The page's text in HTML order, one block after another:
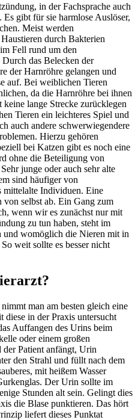
in der Fachsprache auch
gibt für sie harmlose Auslöser,
Meist werden
durch Bakterien
Fell rund um den
das Belecken der
der Harnröhre gelangen und
auf. Bei weiblichen Tieren
da die Harnröhre bei ihnen
lange Strecke zurücklegen
Tieren ein leichteres Spiel und
auch andere schwerwiegendere
Hierzu gehören
bei Katzen gibt es noch eine
ohne die Beteiligung von
junge oder auch sehr alte
sind häufiger von
mittelalte Individuen. Eine
von selbst ab. Ein Gang zum
wenn wir es zunächst nur mit
zu tun haben, steht im
und womöglich die Nieren mit in
weit sollte es besser nicht
man am besten gleich eine
diese in der Praxis untersucht
Auffangen des Urins beim
oder einem großen
Patient anfängt, Urin
den Strahl und füllt nach dem
mit heißem Wasser
Der Urin sollte im
Stunden alt sein. Gelingt dies
die Blase punktieren. Das hört
liefert dieses Punktat